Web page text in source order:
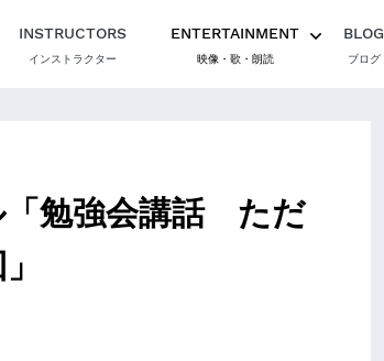
INSTRUCTORS
インストラクター
ENTERTAINMENT
映像・歌・朗読
BLOG
ブログ
「勉強会講話 ただ